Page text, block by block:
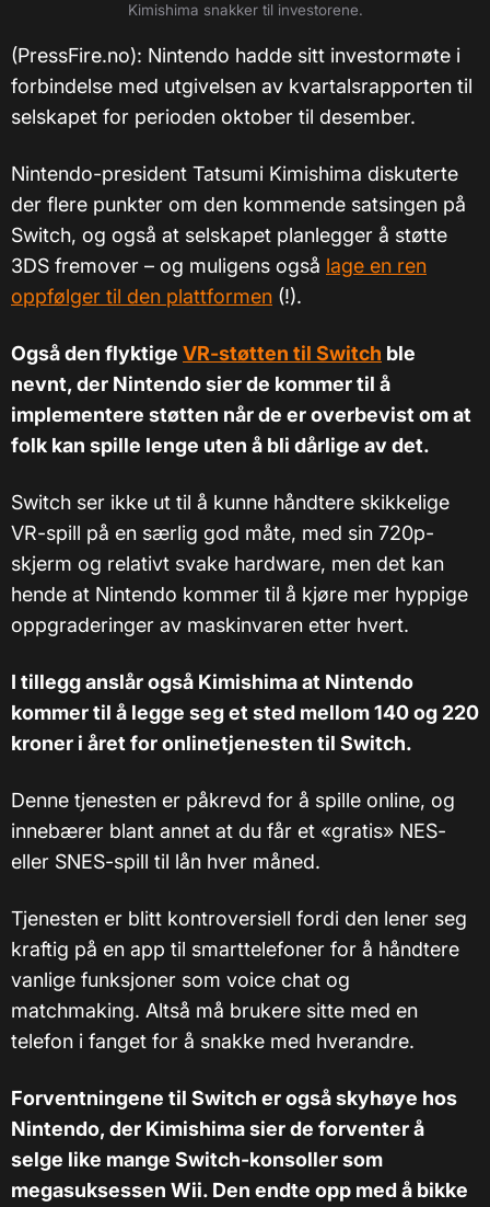
Kimishima snakker til investorene.
(PressFire.no): Nintendo hadde sitt investormøte i
forbindelse med utgivelsen av kvartalsrapporten til
selskapet for perioden oktober til desember.
Nintendo-president Tatsumi Kimishima diskuterte
der flere punkter om den kommende satsingen på
Switch, og også at selskapet planlegger å støtte
3DS fremover – og muligens også lage en ren
oppfølger til den plattformen (!).
Også den flyktige VR-støtten til Switch ble
nevnt, der Nintendo sier de kommer til å
implementere støtten når de er overbevist om at
folk kan spille lenge uten å bli dårlige av det.
Switch ser ikke ut til å kunne håndtere skikkelige
VR-spill på en særlig god måte, med sin 720p-
skjerm og relativt svake hardware, men det kan
hende at Nintendo kommer til å kjøre mer hyppige
oppgraderinger av maskinvaren etter hvert.
I tillegg anslår også Kimishima at Nintendo
kommer til å legge seg et sted mellom 140 og 220
kroner i året for onlinetjenesten til Switch.
Denne tjenesten er påkrevd for å spille online, og
innebærer blant annet at du får et «gratis» NES-
eller SNES-spill til lån hver måned.
Tjenesten er blitt kontroversiell fordi den lener seg
kraftig på en app til smarttelefoner for å håndtere
vanlige funksjoner som voice chat og
matchmaking. Altså må brukere sitte med en
telefon i fanget for å snakke med hverandre.
Forventningene til Switch er også skyhøye hos
Nintendo, der Kimishima sier de forventer å
selge like mange Switch-konsoller som
megasuksessen Wii. Den endte opp med å bikke